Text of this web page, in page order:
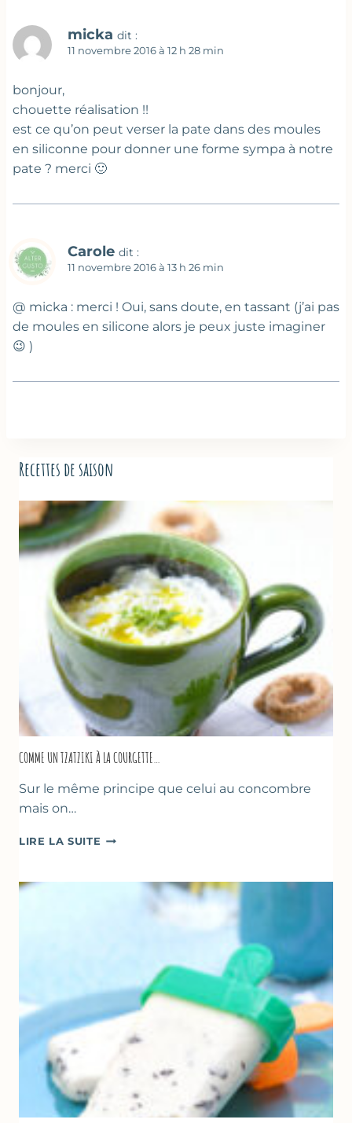
micka dit :
11 novembre 2016 à 12 h 28 min
bonjour,
chouette réalisation !!
est ce qu’on peut verser la pate dans des moules
en siliconne pour donner une forme sympa à notre
pate ? merci 🙂
Carole dit :
11 novembre 2016 à 13 h 26 min
@ micka : merci ! Oui, sans doute, en tassant (j’ai pas
de moules en silicone alors je peux juste imaginer
😉 )
Recettes de saison
COMME UN TZATZIKI À LA COURGETTE…
Sur le même principe que celui au concombre
mais on…
LIRE LA SUITE COMME
À
COURGETTE…